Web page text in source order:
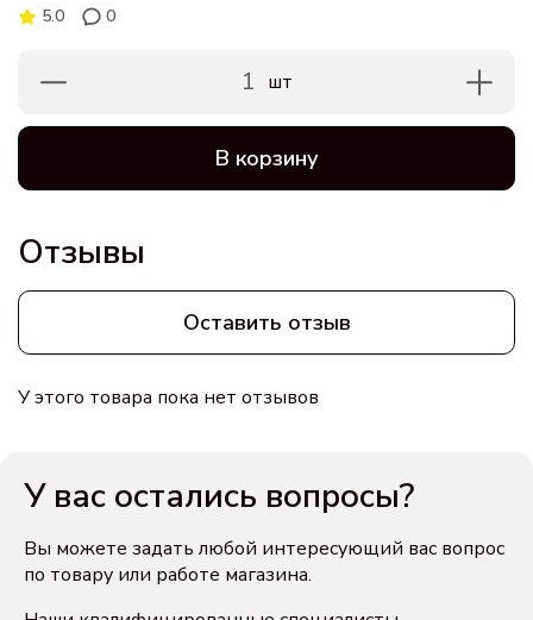
5.0 0
1 шт
В корзину
Отзывы
Оставить отзыв
У этого товара пока нет отзывов
У вас остались вопросы?
Вы можете задать любой интересующий вас вопрос
по товару или работе магазина.